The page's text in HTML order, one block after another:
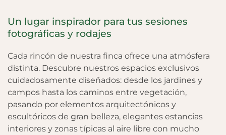
Un lugar inspirador para tus sesiones
fotográficas y rodajes
Cada rincón de nuestra finca ofrece una atmósfera
distinta. Descubre nuestros espacios exclusivos
cuidadosamente diseñados: desde los jardines y
campos hasta los caminos entre vegetación,
pasando por elementos arquitectónicos y
escultóricos de gran belleza, elegantes estancias
interiores y zonas típicas al aire libre con mucho